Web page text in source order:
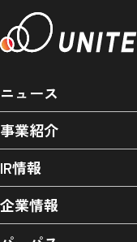
ニュース
事業紹介
IR情報
企業情報